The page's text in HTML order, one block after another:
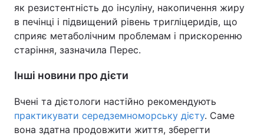
як резистентність до інсуліну, накопичення жиру
в печінці і підвищений рівень тригліцеридів, що
сприяє метаболічним проблемам і прискоренню
старіння, зазначила Перес.
Інші новини про дієти
Вчені та дієтологи настійно рекомендують
практикувати середземноморську дієту. Саме
вона здатна продовжити життя, зберегти